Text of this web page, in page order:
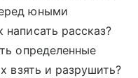
юными
рассказ?
определенные
взять и разрушить?